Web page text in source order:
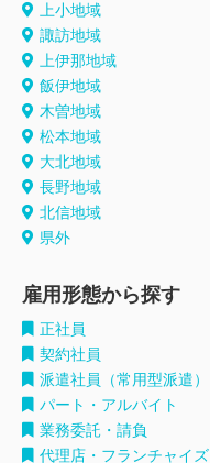
上小地域
諏訪地域
上伊那地域
飯伊地域
木曽地域
松本地域
大北地域
長野地域
北信地域
県外
雇用形態から探す
正社員
契約社員
派遣社員（常用型派遣）
パート・アルバイト
業務委託・請負
代理店・フランチャイズ